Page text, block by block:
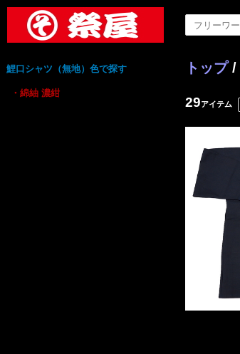
鯉口シャツ（無地）色で探す
・綿紬 濃紺
トップ/
29アイテム